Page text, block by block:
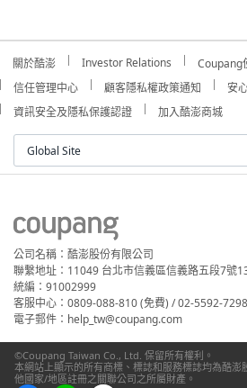
關於酷澎 Investor Relations Coupang
信任管理中心
顧客隱私權政策通知 安
資訊安全及隱私保護認證
加入酷澎商城
Global Site
公司名稱：酷澎股份有限公司
聯繫地址：11049 台北市信義區信義路五段7號
統編：91002999
客服中心：0809-088-810 (免費) / 02-5592-7298
電子郵件：help_tw@coupang.com
©Coupang Taiwan Co., Ltd. 保留所有權利。
本網站上顯示的所有商標、標誌和服務標誌均為酷
他國家/地區註冊之關聯公司之所屬財產。